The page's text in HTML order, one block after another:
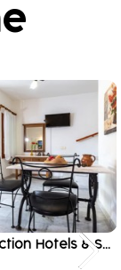
Anais Collection Hotels & Suites by GHH